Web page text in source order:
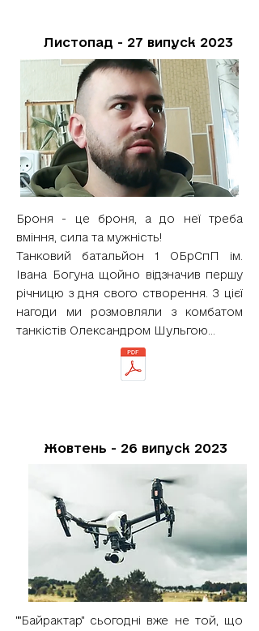
Листопад - 27 випуск 2023
Броня - це броня, а до неї треба
вміння, сила та мужність!
Танковий батальйон 1 ОБрСпП ім.
Івана Богуна щойно відзначив першу
річницю з дня свого створення. З цієї
нагоди ми розмовляли з комбатом
танкістів Олександром Шульгою...
Жовтень - 26 випуск 2023
""Байрактар" сьогодні вже не той, що